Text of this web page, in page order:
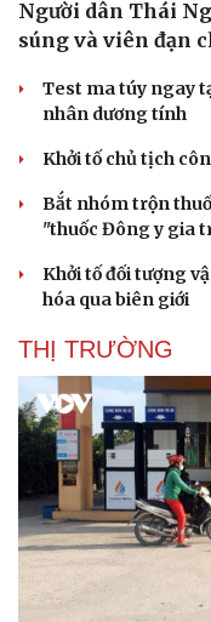
Người dân Thái
súng và viên đạn
Test ma túy ngay
nhân dương tính
Khởi tố chủ tịch
Bắt nhóm trộn
"thuốc Đông y gia
Khởi tố đối tượng
hóa qua biên giới
THỊ TRƯỜNG